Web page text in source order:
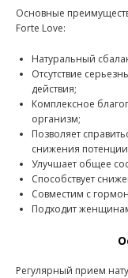
Основные
Forte Love:
Натуральный
Отсутствие
действия;
Комплексное
организм;
Позволяет
снижения
Улучшает общее
Способствует
Совместим с
Подходит
Регулярный прием